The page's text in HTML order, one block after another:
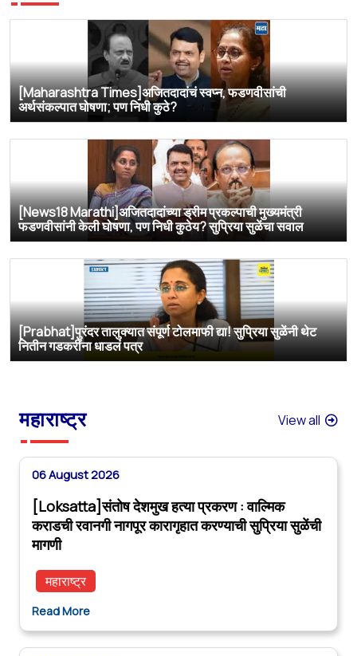
[Maharashtra Times]अजितदादांचं स्वप्न, फडणवीसांची
अर्थसंकल्पात घोषणा; पण निधी कुठे?
[News18 Marathi]अजितदादांच्या ड्रीम प्रकल्पाची मुख्यमंत्री
फडणवीसांनी केली घोषणा, पण निधी कुठेय? सुप्रिया सुळेंचा सवाल
[Prabhat]पुरंदर तालुक्यात संपूर्ण टोलमाफी द्या! सुप्रिया सुळेंनी थेट
नितीन गडकरींना धाडलं पत्र
महाराष्ट्र View all
06 August 2026
[Loksatta]संतोष देशमुख हत्या प्रकरण : वाल्मिक
कराडची रवानगी नागपूर कारागृहात करण्याची सुप्रिया सुळेंची
मागणी
महाराष्ट्र
Read More